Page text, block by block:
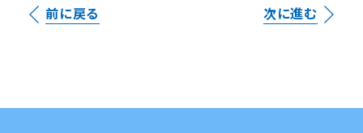
前に戻る 次に進む